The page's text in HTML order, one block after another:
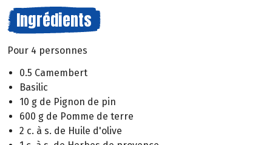
Ingrédients
Pour 4 personnes
0.5 Camembert
Basilic
10 g de Pignon de pin
600 g de Pomme de terre
2 c. à s. de Huile d'olive